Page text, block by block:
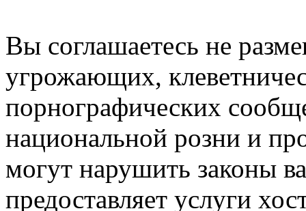
Вы соглашаетесь не
угрожающих,
порнографических
национальной розни и
могут нарушить законы
предоставляет услуги